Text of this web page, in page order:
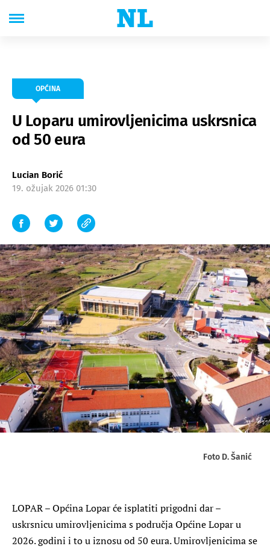
OPĆINA
U Loparu umirovljenicima uskrsnica
od 50 eura
Lucian Borić
19. ožujak 2026 01:30
Foto D. Šanić
LOPAR – Općina Lopar će isplatiti prigodni dar –
uskrsnicu umirovljenicima s područja Općine Lopar u
2026. godini i to u iznosu od 50 eura. Umirovljenicima se